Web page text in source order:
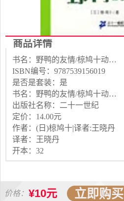
商品详情
书名：野鸭的友情/椋鸠十动物小说爱藏本
ISBN编号：9787539156019
是否是套装：是
书名：野鸭的友情/椋鸠十动物小说爱藏本
出版社名称：二十一世纪
定价：14.00元
作者：(日)椋鸠十|译者:王晓丹
译者：王晓丹
开本：32
价格： ¥10元 立即购买